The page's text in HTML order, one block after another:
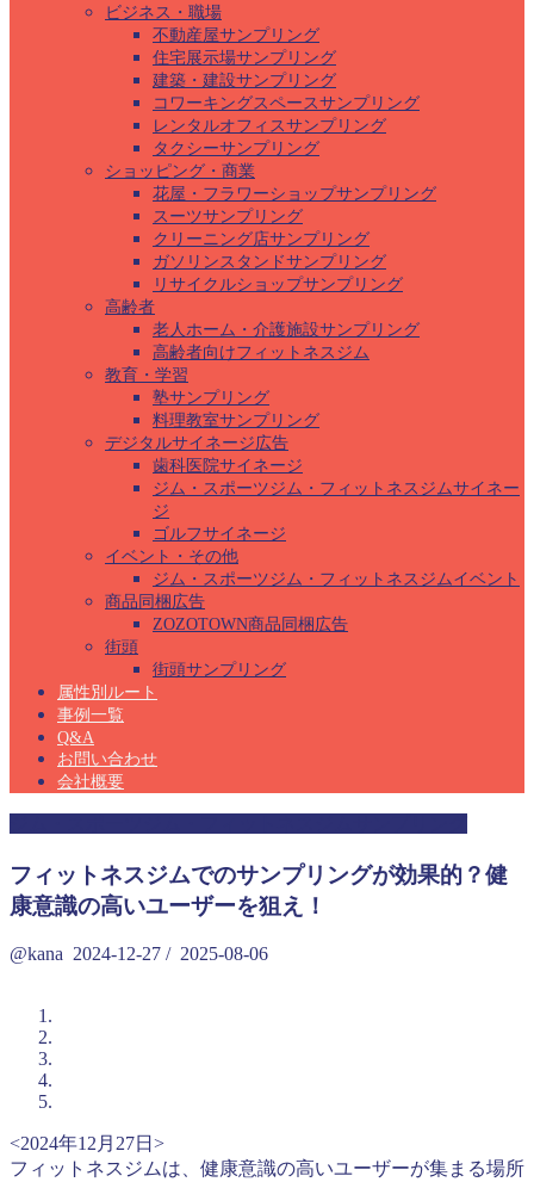
ビジネス・職場
不動産屋サンプリング
住宅展示場サンプリング
建築・建設サンプリング
コワーキングスペースサンプリング
レンタルオフィスサンプリング
タクシーサンプリング
ショッピング・商業
花屋・フラワーショップサンプリング
スーツサンプリング
クリーニング店サンプリング
ガソリンスタンドサンプリング
リサイクルショップサンプリング
高齢者
老人ホーム・介護施設サンプリング
高齢者向けフィットネスジム
教育・学習
塾サンプリング
料理教室サンプリング
デジタルサイネージ広告
歯科医院サイネージ
ジム・スポーツジム・フィットネスジムサイネー
ジ
ゴルフサイネージ
イベント・その他
ジム・スポーツジム・フィットネスジムイベント
商品同梱広告
ZOZOTOWN商品同梱広告
街頭
街頭サンプリング
属性別ルート
事例一覧
Q&A
お問い合わせ
会社概要
フィットネスジムでのサンプリングが効果的？健
康意識の高いユーザーを狙え！
@kana 2024-12-27 / 2025-08-06
<2024年12月27日>
フィットネスジムは、健康意識の高いユーザーが集まる場所